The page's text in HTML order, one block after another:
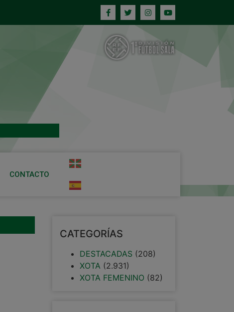
CONTACTO
CATEGORÍAS
DESTACADAS (208)
XOTA (2.931)
XOTA FEMENINO (82)